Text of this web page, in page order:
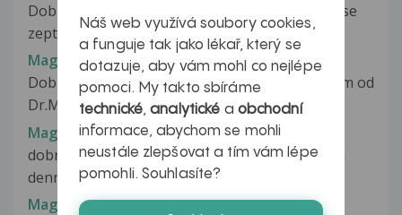
Dobrý den,nezlobte se,že obtěžuji.Chtěla bych se
zeptat zda je možné při chudokrevnosti...
Magnesium
Dobry den , mam doma Magnesium B6 premium od
Dr.Max muzu ho brat jen tak? Ikdyz...
Magnesium
dobrý den, prosím můžete mi objasnit užívání a
denní dávku mg. - hořčíku? Lékařka...
Magnesium 250 mg Pharmavit
Náš web využívá soubory cookies,
a funguje tak jako lékař, který se
dotazuje, aby vám mohl co nejlépe
pomoci. My takto sbíráme
technické,analytické a obchodní
informace, abychom se mohli
neustále zlepšovat a tím vám lépe
pomohli. Souhlasíte?